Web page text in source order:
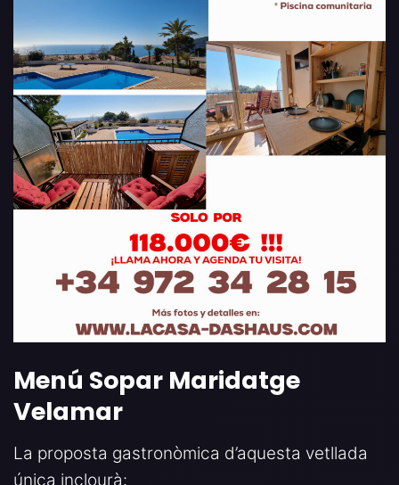
Menú Sopar Maridatge
Velamar
La proposta gastronòmica d’aquesta vetllada
única inclourà: